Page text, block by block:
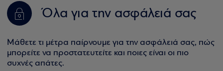
Όλα για την ασφάλειά σας
Μάθετε τι μέτρα παίρνουμε για την ασφάλειά σας, πώς
μπορείτε να προστατευτείτε και ποιες είναι οι πιο
συχνές απάτες.